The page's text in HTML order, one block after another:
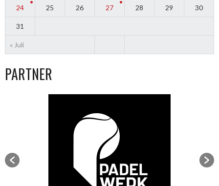
« Juli
24 25 26 27 28 29 30
31
PARTNER